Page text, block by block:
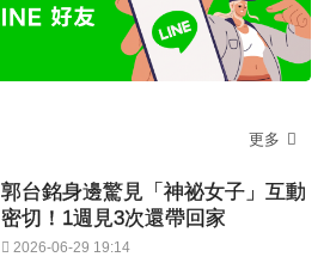
更多
郭台銘身邊驚見「神祕女子」互動
密切！1週見3次還帶回家
2026-06-29 19:14